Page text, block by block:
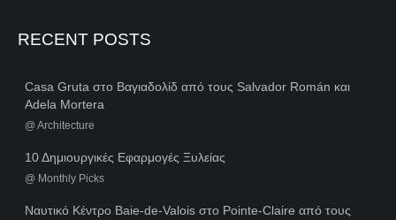
RECENT POSTS
Casa Gruta στο Βαγιαδολίδ από τους Salvador Román και
Adela Mortera
@ Architecture
10 Δημιουργικές Εφαρμογές Ξυλείας
@ Monthly Picks
Ναυτικό Κέντρο Baie-de-Valois στο Pointe-Claire από τους